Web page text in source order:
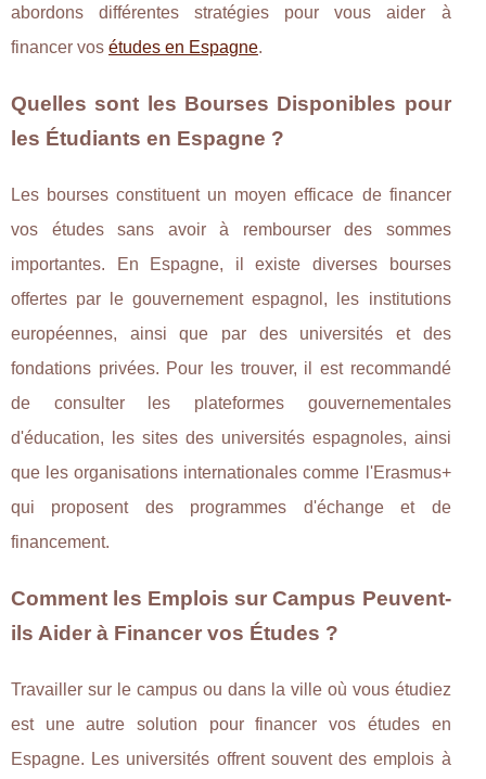
abordons différentes stratégies pour vous aider à
financer vos études en Espagne.
Quelles sont les Bourses Disponibles pour
les Étudiants en Espagne ?
Les bourses constituent un moyen efficace de financer
vos études sans avoir à rembourser des sommes
importantes. En Espagne, il existe diverses bourses
offertes par le gouvernement espagnol, les institutions
européennes, ainsi que par des universités et des
fondations privées. Pour les trouver, il est recommandé
de consulter les plateformes gouvernementales
d'éducation, les sites des universités espagnoles, ainsi
que les organisations internationales comme l'Erasmus+
qui proposent des programmes d'échange et de
financement.
Comment les Emplois sur Campus Peuvent-
ils Aider à Financer vos Études ?
Travailler sur le campus ou dans la ville où vous étudiez
est une autre solution pour financer vos études en
Espagne. Les universités offrent souvent des emplois à